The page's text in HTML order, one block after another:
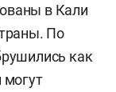
в Кали
По
как